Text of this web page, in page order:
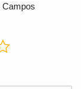
Campos